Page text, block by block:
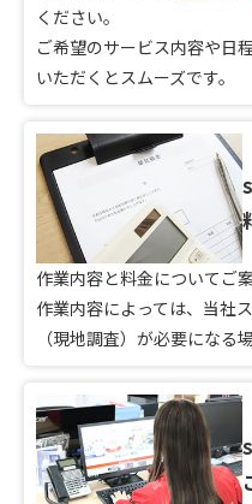
ください。
ご希望のサービス内容や日
いただくとスムーズです。
作業内容と料金についてご
作業内容によっては、当社
（現地調査）が必要になる